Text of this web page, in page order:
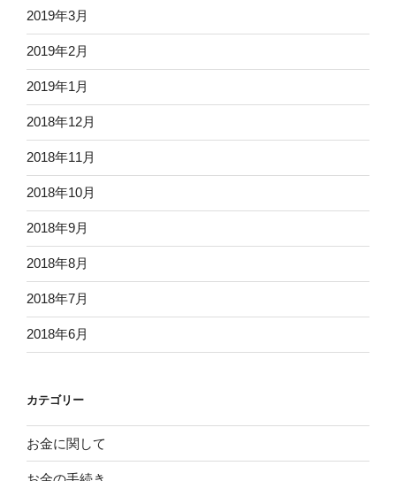
2019年3月
2019年2月
2019年1月
2018年12月
2018年11月
2018年10月
2018年9月
2018年8月
2018年7月
2018年6月
カテゴリー
お金に関して